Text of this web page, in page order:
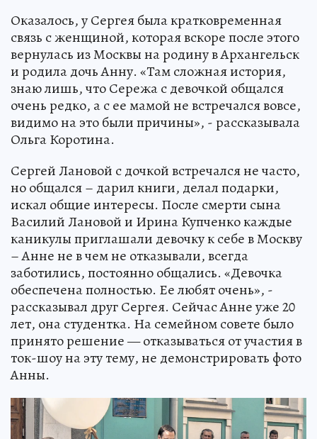
Оказалось, у Сергея была кратковременная
связь с женщиной, которая вскоре после этого
вернулась из Москвы на родину в Архангельск
и родила дочь Анну. «Там сложная история,
знаю лишь, что Сережа с девочкой общался
очень редко, а с ее мамой не встречался вовсе,
видимо на это были причины», - рассказывала
Ольга Коротина.
Сергей Лановой с дочкой встречался не часто,
но общался – дарил книги, делал подарки,
искал общие интересы. После смерти сына
Василий Лановой и Ирина Купченко каждые
каникулы приглашали девочку к себе в Москву
– Анне не в чем не отказывали, всегда
заботились, постоянно общались. «Девочка
обеспечена полностью. Ее любят очень», -
рассказывал друг Сергея. Сейчас Анне уже 20
лет, она студентка. На семейном совете было
принято решение — отказываться от участия в
ток-шоу на эту тему, не демонстрировать фото
Анны.